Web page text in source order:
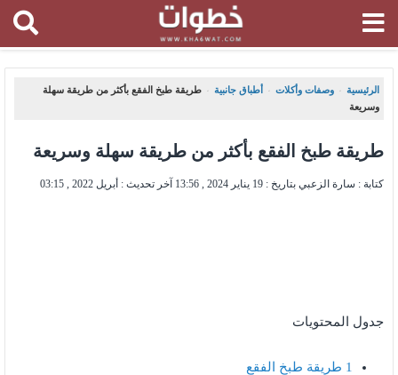
الرئيسية ، وصفات وأكلات ، أطباق جانبية ،
طريقة طبخ الفقع بأكثر من طريقة سهلة
وسريعة
طريقة طبخ الفقع بأكثر من طريقة سهلة وسريعة
كتابة : سارة الزعبي بتاريخ : 19 يناير 2024 , 13:56 آخر تحديث : أبريل 2022 , 03:15
جدول المحتويات
1 طريقة طبخ الفقع